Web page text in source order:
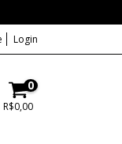
Login
0
R$0,00